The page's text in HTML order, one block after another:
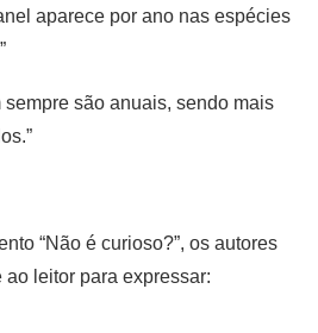
aparece por ano nas espécies
são anuais, sendo mais
“Não é curioso?”, os autores
leitor para expressar: